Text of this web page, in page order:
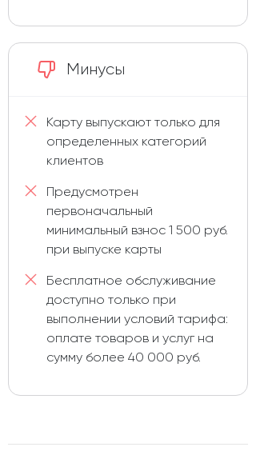
Минусы
Карту выпускают только для
определенных категорий
клиентов
Предусмотрен
первоначальный
минимальный взнос 1 500 руб.
при выпуске карты
Бесплатное обслуживание
доступно только при
выполнении условий тарифа:
оплате товаров и услуг на
сумму более 40 000 руб.